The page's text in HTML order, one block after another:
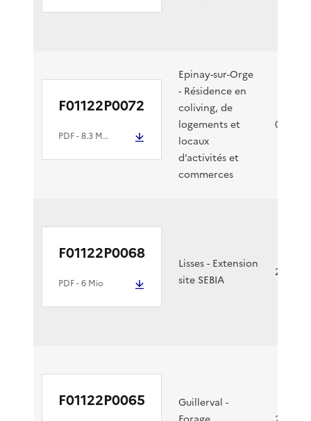
F01122P0072
PDF- 8.3 Mio
Epinay-sur-Orge
- Résidence en
coliving, de
logements et
locaux
d’activités et
commerces
01/04/
F01122P0068
PDF- 6 Mio
Lisses - Extension
site SEBIA
29/03/
F01122P0065
Guillerval -